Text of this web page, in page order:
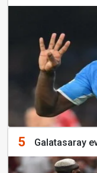
5 Galatasaray